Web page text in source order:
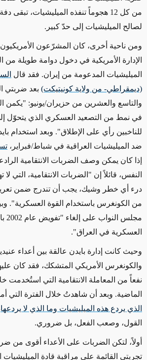
من كل 12 هجوماً
تنفذه الميليشيات، تبقى
لصالح الميليشيات إلى حدّ كبير.
ومن ناحية أخرى، كان المشرّعون
الإدارة الأمريكية في دخول دوامة طويلة من
الميليشيات المدعومة من إيران. فقد قال
(ديمقراطي- من ولاية كونيتيكت) بعد ضربتي
والتاسع والعشرين من حزيران/يونيو: "يكمن
في نمط من التصعيد العسكري الذي يتحوّل
للناخبين رأي على الإطلاق". وبعد استخدام
ضد الميليشيات العراقية في شباط/فبراير،
إذا كان يمكن وصف الضربات الانتقامية
النفس، قائلاً إن "الضربات الانتقامية، التي
درء أي خطر وشيك، يجب أن تندرج ضمن
من الكونغرس باستخدام القوة العسكرية".
مجلس النواب على إلغاء
العسكرية في العراق".
وحيث كانت إدارة بايدن عالقة بين أعداء
والكونغرس الأمريكي المتشكك، فقد كان
نفعاً من المعاملة الانتقامية التي استُخدمت
الماضية. وبعد أن شاهدتُ خلال الفترة التي
الذي يردع هذه الميليشيات وما الذي لا يردعها
القول، وصعب الفعل، بل ضروري.
أولاً، لتكن الضربات على الأعداء أقوى من
تجربتي القائمة على مراقبة قادة